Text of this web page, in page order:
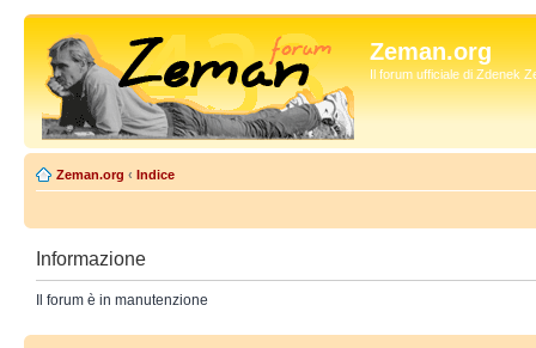
Zeman.org
Il forum ufficiale di Zdenek
Zeman.org ‹ Indice
Informazione
Il forum è in manutenzione